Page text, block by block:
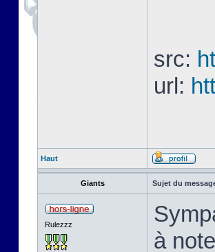
src:
url:
Haut
Giants Sujet du
Rulezzz
à